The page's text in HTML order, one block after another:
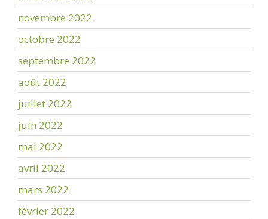
novembre 2022
octobre 2022
septembre 2022
août 2022
juillet 2022
juin 2022
mai 2022
avril 2022
mars 2022
février 2022